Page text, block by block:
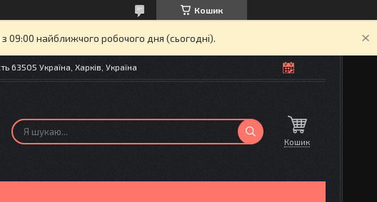
Кошик
09:00 найближчого робочого дня (сьогодні).
63505 Україна, Харків, Україна
Кошик